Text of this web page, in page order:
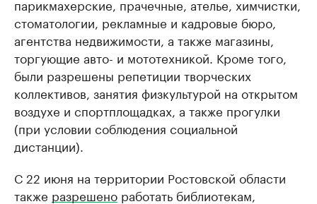
парикмахерские, прачечные, ателье, химчистки,
стоматологии, рекламные и кадровые бюро,
агентства недвижимости, а также магазины,
торгующие авто- и мототехникой. Кроме того,
были разрешены репетиции творческих
коллективов, занятия физкультурой на открытом
воздухе и спортплощадках, а также прогулки
(при условии соблюдения социальной
дистанции).
С 22 июня на территории Ростовской области
также разрешено работать библиотекам,